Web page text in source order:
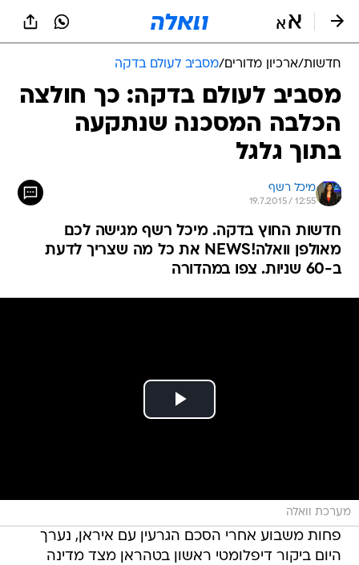
חדשות/ארכיון מדורים/מסביב לעולם בדקה
מסביב לעולם בדקה: כך חולצה
הכלבה המסכנה שנתקעה
בתוך גלגל
מיכל רשף
19.7.2015 / 12:55
חדשות החוץ בדקה. מיכל רשף מגישה לכם
מאולפן וואלה!NEWS את כל מה שצריך לדעת
ב-60 שניות. צפו במהדורה
מערכת וואלה
פחות משבוע אחרי הסכם הגרעין עם איראן, נערך
היום ביקור דיפלומטי ראשון בטהראן מצד מדינה